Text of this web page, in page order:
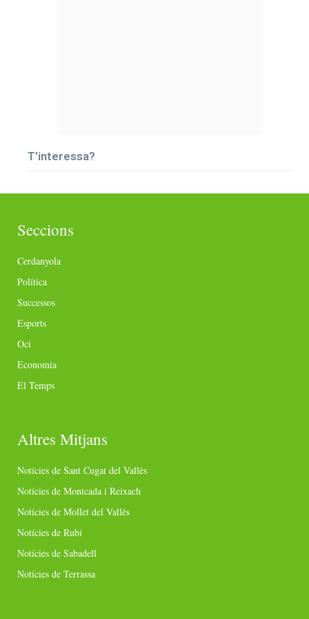
T’interessa?
Seccions
Cerdanyola
Política
Successos
Esports
Oci
Economia
El Temps
Altres Mitjans
Notícies de Sant Cugat del Vallès
Notícies de Montcada i Reixach
Notícies de Mollet del Vallès
Notícies de Rubí
Notícies de Sabadell
Notícies de Terrassa